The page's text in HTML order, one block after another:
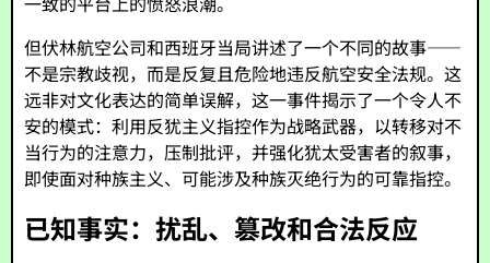
但伏林航空公司和西班牙当局讲述了一个不同的故事——
不是宗教歧视，而是反复且危险地违反航空安全法规。这
远非对文化表达的简单误解，这一事件揭示了一个令人不
安的模式：利用反犹主义指控作为战略武器，以转移对不
当行为的注意力，压制批评，并强化犹太受害者的叙事，
即使面对种族主义、可能涉及种族灭绝行为的可靠指控。
已知事实：扰乱、篡改和合法反应